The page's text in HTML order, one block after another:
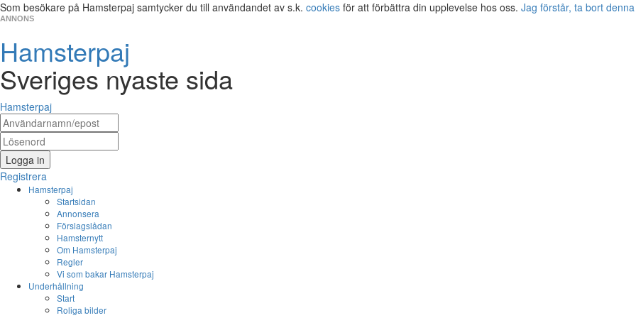
Som besökare på Hamsterpaj samtycker du till användandet av s.k. cookies för att förbättra din upplevelse hos oss. Jag förstår, ta bort
ANNONS
Hamsterpaj
Sveriges nyaste sida
Hamsterpaj
Logga in
Registrera
Hamsterpaj
Startsidan
Annonsera
Förslagslådan
Hamsternytt
Om Hamsterpaj
Regler
Vi som bakar Hamsterpaj
Underhållning
Start
Roliga bilder